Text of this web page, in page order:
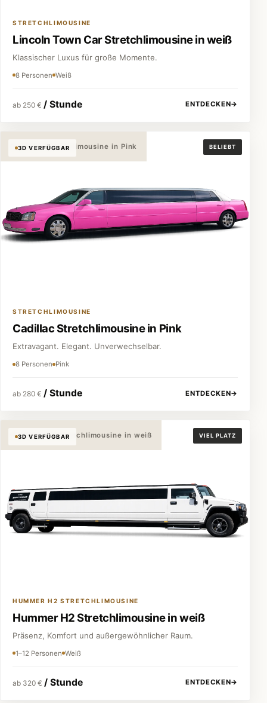
STRETCHLIMOUSINE
Lincoln Town Car Stretchlimousine in weiß
Klassischer Luxus für große Momente.
8 Personen Weiß
ab 250 € / Stunde ENTDECKEN→
Cadillac Stretchlimousine in Pink
3D VERFÜGBAR BELIEBT
STRETCHLIMOUSINE
Cadillac Stretchlimousine in Pink
Extravagant. Elegant. Unverwechselbar.
8 Personen Pink
ab 280 € / Stunde ENTDECKEN→
Hummer H2 Stretchlimousine in weiß
3D VERFÜGBAR VIEL PLATZ
HUMMER H2 STRETCHLIMOUSINE
Hummer H2 Stretchlimousine in weiß
Präsenz, Komfort und außergewöhnlicher Raum.
1–12 Personen Weiß
ab 320 € / Stunde ENTDECKEN→